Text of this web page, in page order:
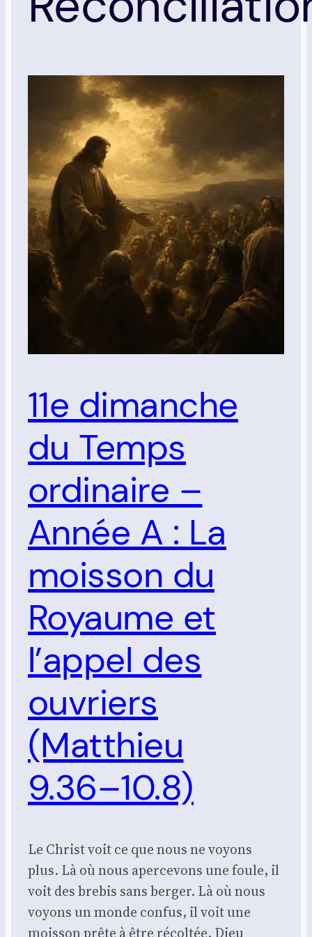
11e dimanche
du Temps
ordinaire –
Année A : La
moisson du
Royaume et
l’appel des
ouvriers
(Matthieu
9.36–10.8)
Le Christ voit ce que nous ne voyons
plus. Là où nous apercevons une foule, il
voit des brebis sans berger. Là où nous
voyons un monde confus, il voit une
moisson prête à être récoltée. Dieu